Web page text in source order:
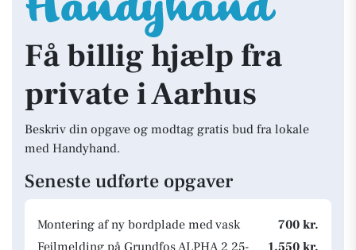
Få billig hjælp fra
private i Aarhus
Beskriv din opgave og modtag gratis bud fra lokale
med Handyhand.
Seneste udførte opgaver
Montering af ny bordplade med vask
700 kr.
Fejlmelding på Grundfos ALPHA 2 25-
1.550 kr.